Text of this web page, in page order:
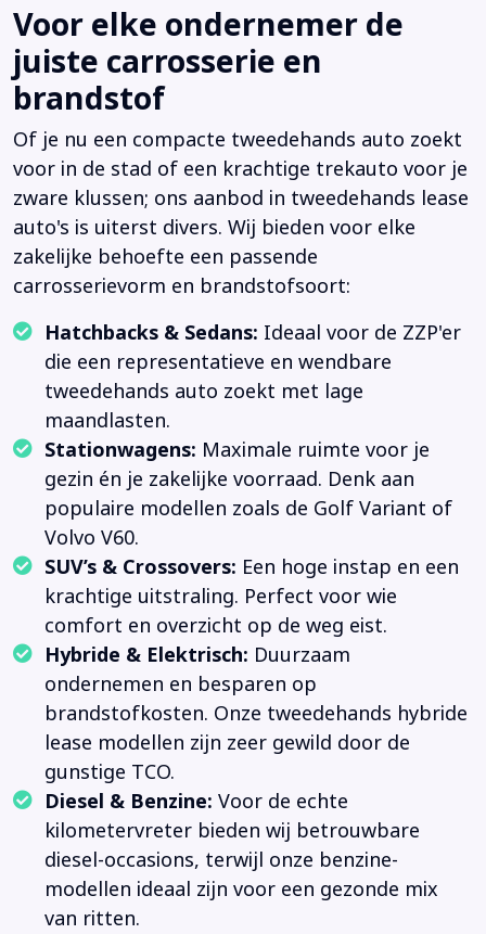
Voor elke ondernemer de
juiste carrosserie en
brandstof
Of je nu een compacte tweedehands auto zoekt
voor in de stad of een krachtige trekauto voor je
zware klussen; ons aanbod in tweedehands lease
auto's is uiterst divers. Wij bieden voor elke
zakelijke behoefte een passende
carrosserievorm en brandstofsoort:
Hatchbacks & Sedans: Ideaal voor de ZZP'er
die een representatieve en wendbare
tweedehands auto zoekt met lage
maandlasten.
Stationwagens: Maximale ruimte voor je
gezin én je zakelijke voorraad. Denk aan
populaire modellen zoals de Golf Variant of
Volvo V60.
SUV’s & Crossovers: Een hoge instap en een
krachtige uitstraling. Perfect voor wie
comfort en overzicht op de weg eist.
Hybride & Elektrisch: Duurzaam
ondernemen en besparen op
brandstofkosten. Onze tweedehands hybride
lease modellen zijn zeer gewild door de
gunstige TCO.
Diesel & Benzine: Voor de echte
kilometervreter bieden wij betrouwbare
diesel-occasions, terwijl onze benzine-
modellen ideaal zijn voor een gezonde mix
van ritten.